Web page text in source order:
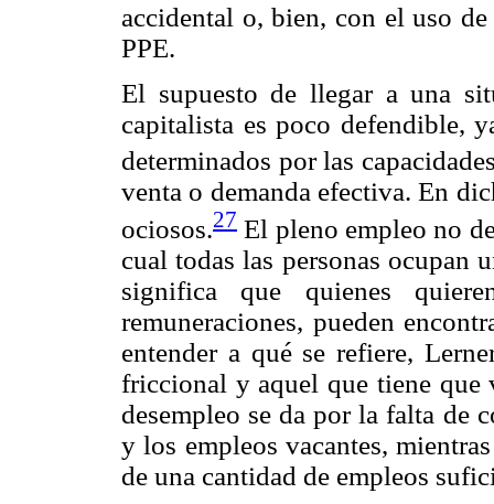
accidental o, bien, con el uso
PPE.
El supuesto de llegar a una
capitalista es poco defendible,
determinados por las
venta o demanda efectiva. En
ociosos.27 El pleno empleo no
cual todas las personas ocupan
significa que quienes
remuneraciones, pueden
entender a qué se refiere,
friccional y aquel que tiene que
desempleo se da por la falta de
y los empleos vacantes,
de una cantidad de empleos